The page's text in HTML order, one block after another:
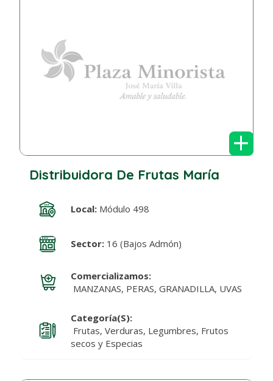
+
Distribuidora De Frutas María
Local:Módulo 498
Sector:16 (Bajos Admón)
Comercializamos:
MANZANAS, PERAS, GRANADILLA, UVAS
Categoría(s):
Frutas, Verduras, Legumbres, Frutos
secos y Especias